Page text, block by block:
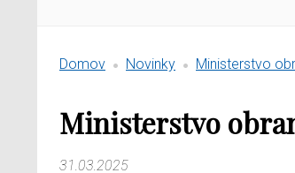
Domov Novinky Ministerstvo
Ministerstvo
31.03.2025